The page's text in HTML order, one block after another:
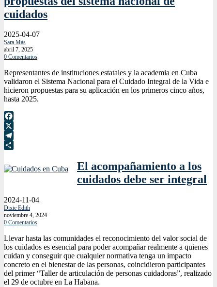
cuidados
2025-04-07
Sara Más
abril 7, 2025
0 Comentarios
Representantes de instituciones estatales y la academia en Cuba
validaron el Sistema Nacional para el Cuidado Integral de la Vida e
hicieron propuestas para su aplicación en los primeros cinco años,
hasta 2025.
Facebook
X
Telegram
El acompañamiento a los
cuidados debe ser integral
2024-11-04
Dixie Edith
noviembre 4, 2024
0 Comentarios
Llevar hasta las comunidades el reconocimiento del valor social de
los cuidados es esencial para poder acompañar realmente a quienes
cuidan y conseguir que cualquier normativa tenga un impacto
concreto en el bienestar de las personas, coincidieron participantes
del primer “Taller de articulación de personas cuidadoras”, realizado
el 29 de octubre en La Habana.